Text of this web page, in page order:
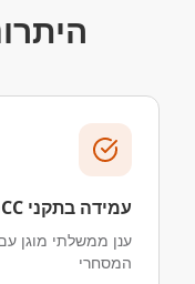
עמידה בתקני GCC
ענן ממשלתי מוגן
המסחרי